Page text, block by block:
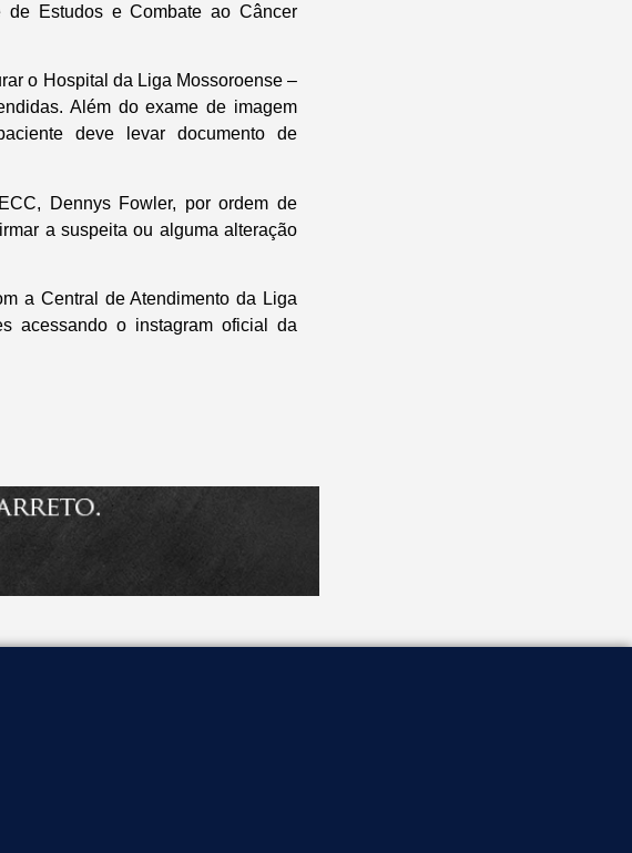
de Estudos e Combate ao Câncer
o Hospital da Liga Mossoroense –
Além do exame de imagem
deve levar documento de
Dennys Fowler, por ordem de
a suspeita ou alguma alteração
a Central de Atendimento da Liga
acessando o instagram oficial da